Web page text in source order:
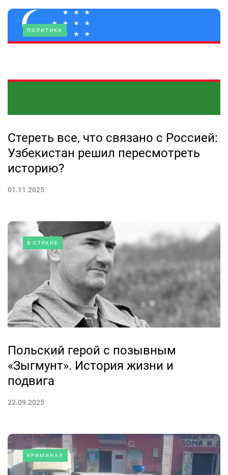
ПОЛИТИКА
Стереть все, что связано с Россией:
Узбекистан решил пересмотреть
историю?
01.11.2025
В СТРАНЕ
Польский герой с позывным
«Зыгмунт». История жизни и
подвига
22.09.2025
КРИМИНАЛ